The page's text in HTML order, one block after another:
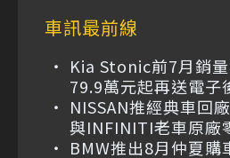
車訊最前線
Kia Stonic前7月銷
79.9萬元起再送電子
NISSAN推經典車回
與INFINITI老車原廠
BMW推出8月仲夏